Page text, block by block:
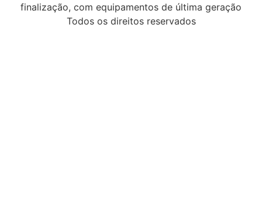
finalização, com equipamentos de última geração
Todos os direitos reservados